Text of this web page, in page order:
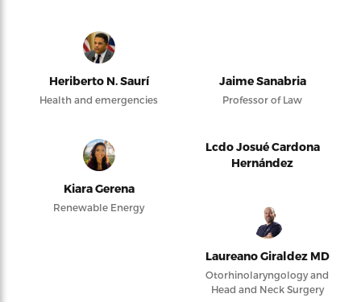
Heriberto N. Saurí
Health and emergencies
Jaime Sanabria
Professor of Law
Kiara Gerena
Renewable Energy
Lcdo Josué Cardona
Hernández
Laureano Giraldez MD
Otorhinolaryngology and
Head and Neck Surgery